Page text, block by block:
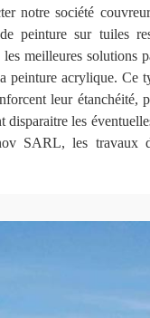
notre société
peinture sur tuiles
les meilleures solutions
peinture acrylique. Ce
leur étanchéité,
disparaitre les
SARL, les travaux